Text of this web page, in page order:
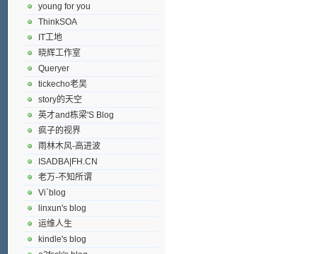
young for you
ThinkSOA
IT工地
晓辉工作室
Queryer
tickecho老吴
story的天空
英才and栋梁'S Blog
疯子的视界
雨林木风-高进波
ISADBA|FH.CN
老万-不知所谓
Vi`blog
linxun's blog
运维人生
kindle's blog